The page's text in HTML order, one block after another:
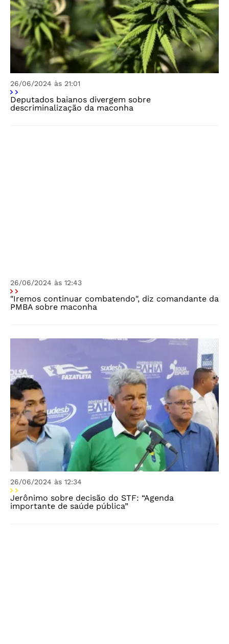
26/06/2024 às 21:01
Deputados baianos divergem sobre
descriminalização da maconha
26/06/2024 às 12:43
"Iremos continuar combatendo", diz comandante da
PMBA sobre maconha
26/06/2024 às 12:34
Jerônimo sobre decisão do STF: “Agenda
importante de saúde pública”